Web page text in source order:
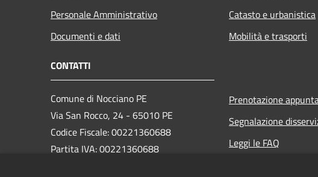
Personale Amministrativo
Documenti e dati
Catasto e urbanistica
Mobilità e trasporti
CONTATTI
Comune di Nocciano PE
Via San Rocco, 24 - 65010 PE
Codice Fiscale: 00221360688
Partita IVA: 00221360688
Prenotazione
Segnalazione
Leggi le FAQ